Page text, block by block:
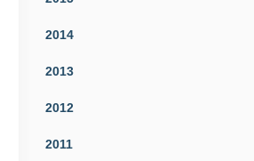
2014
2013
2012
2011